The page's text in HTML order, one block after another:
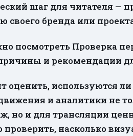
шаг для читателя —
своего бренда или
посмотреть Проверка
и рекомендации
оценить, используются
и аналитики не
но и для трансляции
насколько